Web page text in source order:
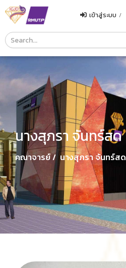
Course
Search
Header
เข้าสู่ระบบ /
นางสุภรา จันทร์สด
คณาจารย์ / นางสุภรา จันทร์สด